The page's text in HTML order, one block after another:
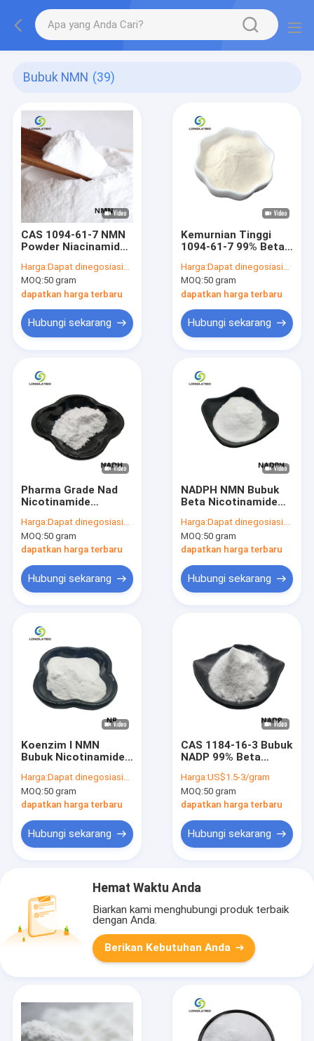
Bubuk NMN (39)
CAS 1094-61-7 NMN
Powder Niacinamide
Memperkuat
Imunitas
Harga:Dapat dinegosiasikan
MOQ:50 gram
dapatkan harga terbaru
Hubungi sekarang
Kemurnian Tinggi
1094-61-7 99% Beta
Mononucleotide
Powder NMN
Harga:Dapat dinegosiasikan
MOQ:50 gram
dapatkan harga terbaru
Hubungi sekarang
Pharma Grade Nad
Nicotinamide
Powder 99% NADH
CAS 606-68-8
Harga:Dapat dinegosiasikan
MOQ:50 gram
dapatkan harga terbaru
Hubungi sekarang
NADPH NMN Bubuk
Beta Nicotinamide
Phosphate 2646-71-1
Harga:Dapat dinegosiasikan
MOQ:50 gram
dapatkan harga terbaru
Hubungi sekarang
Koenzim I NMN
Bubuk Nicotinamide
23-7 Nr
Harga:Dapat dinegosiasikan
MOQ:50 gram
dapatkan harga terbaru
Hubungi sekarang
CAS 1184-16-3 Bubuk
NADP 99% Beta
Adenine Dinucleotide
Phosphate
Harga:US$1.5-3/gram
MOQ:50 gram
dapatkan harga terbaru
Hubungi sekarang
Hemat Waktu Anda
Biarkan kami menghubungi produk terbaik
dengan Anda.
Berikan Kebutuhan Anda